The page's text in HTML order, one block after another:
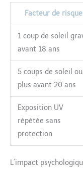
Facteur de risque
1 coup de soleil
avant 18 ans
5 coups de soleil ou
plus avant 20 ans
Exposition UV
répétée sans
protection
L’impact